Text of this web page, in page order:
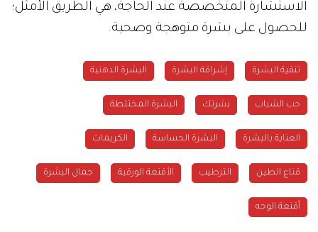
الاستشارة المتخصصة عند الحاجة، هي الطريق الأمثل؛
للحصول على بشرة متوهجة وصحية.
تنقية البشرة إشراقة البشرة البشرة الدهنية
حب الشباب بشرتك البشرة المختلطة
العناية بالبشرة البشرة الحساسة الكريمات
قناع الطين الترطيب الأقنعة الورقية جمال البشرة
أقنعة الوجه